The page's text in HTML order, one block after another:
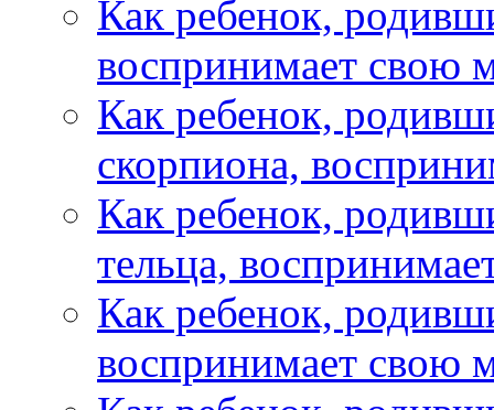
Как ребенок,
воспринимает свою
Как ребенок,
скорпиона,
Как ребенок,
тельца,
Как ребенок,
воспринимает свою